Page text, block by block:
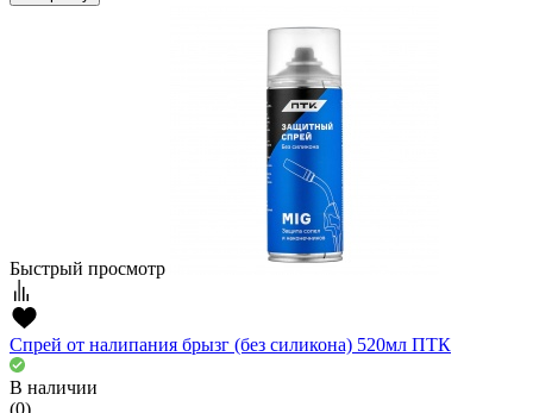
Быстрый просмотр
Спрей от налипания брызг (без силикона) 520мл ПТК
В наличии